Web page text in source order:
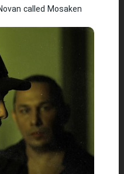
called Mosaken